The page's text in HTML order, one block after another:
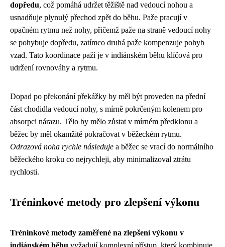
dopředu, což pomáhá udržet těžiště nad vedoucí nohou a
usnadňuje plynulý přechod zpět do běhu. Paže pracují v
opačném rytmu než nohy, přičemž paže na straně vedoucí nohy
se pohybuje dopředu, zatímco druhá paže kompenzuje pohyb
vzad. Tato koordinace paží je v indiánském běhu klíčová pro
udržení rovnováhy a rytmu.
Dopad po překonání překážky by měl být proveden na přední
část chodidla vedoucí nohy, s mírně pokrčeným kolenem pro
absorpci nárazu. Tělo by mělo zůstat v mírném předklonu a
běžec by měl okamžitě pokračovat v běžeckém rytmu.
Odrazová noha rychle následuje a běžec se vrací do normálního
běžeckého kroku co nejrychleji, aby minimalizoval ztrátu
rychlosti.
Tréninkové metody pro zlepšení výkonu
Tréninkové metody zaměřené na zlepšení výkonu v